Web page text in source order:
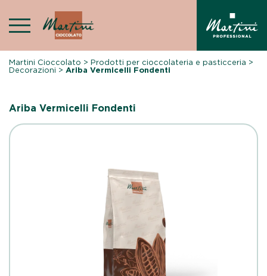
content
Martini Cioccolato >Prodotti per cioccolateria e pasticceria >
Decorazioni >Ariba Vermicelli Fondenti
Ariba Vermicelli Fondenti